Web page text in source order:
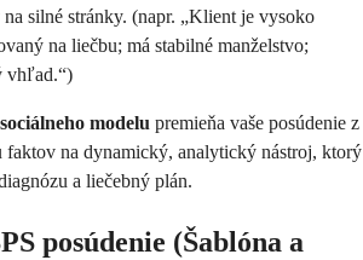
silné stránky. (napr. „Klient je vysoko
na liečbu; má stabilné manželstvo;
vhľad.“)
modelu premieňa vaše posúdenie z
faktov na dynamický, analytický nástroj, ktorý
a liečebný plán.
posúdenie (Šablóna a